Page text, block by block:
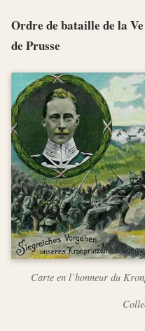
Ordre de bataille de la
de Prusse
Carte en l’honneur du